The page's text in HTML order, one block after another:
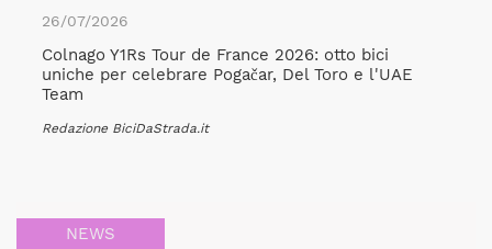
26/07/2026
Colnago Y1Rs Tour de France 2026: otto bici
uniche per celebrare Pogačar, Del Toro e l'UAE
Team
Redazione BiciDaStrada.it
NEWS